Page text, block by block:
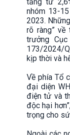
nhóm 13-
2023.
rõ ràng”
trưởng
173/2024/
kịp thời và
Về phía Tổ
đại diện
điện tử và
độc hại
trọng cho